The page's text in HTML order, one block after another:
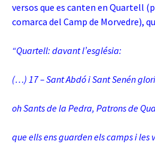
versos que es canten en Quartell (
comarca del Camp de Morvedre),
“Quartell: davant l’església:
(…) 17 – Sant Abdó i Sant Senén
oh Sants de la Pedra, Patrons de
que ells ens guarden els camps i les